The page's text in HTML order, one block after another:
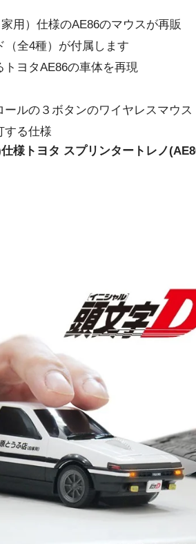
用）仕様のAE86のマウスが再販
（全4種）が付属します
トヨタAE86の車体を再現
ールの３ボタンのワイヤレスマウス
する仕様
様トヨタ スプリンタートレノ